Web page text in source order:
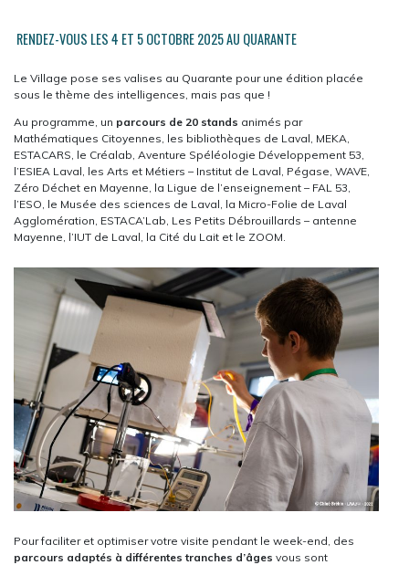
RENDEZ-VOUS LES 4 ET 5 OCTOBRE 2025 AU QUARANTE
Le Village pose ses valises au Quarante pour une édition placée
sous le thème des intelligences, mais pas que !
Au programme, un parcours de 20 stands animés par
Mathématiques Citoyennes, les bibliothèques de Laval, MEKA,
ESTACARS, le Créalab, Aventure Spéléologie Développement 53,
l’ESIEA Laval, les Arts et Métiers – Institut de Laval, Pégase, WAVE,
Zéro Déchet en Mayenne, la Ligue de l’enseignement – FAL 53,
l’ESO, le Musée des sciences de Laval, la Micro-Folie de Laval
Agglomération, ESTACA’Lab, Les Petits Débrouillards – antenne
Mayenne, l’IUT de Laval, la Cité du Lait et le ZOOM.
Pour faciliter et optimiser votre visite pendant le week-end, des
parcours adaptés à différentes tranches d’âges vous sont